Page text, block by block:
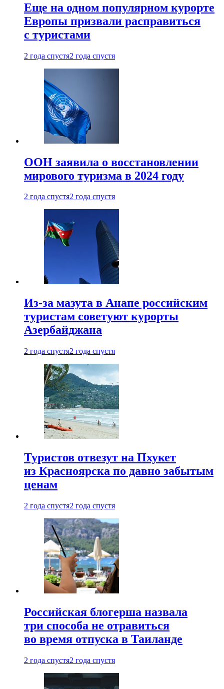
Еще на одном популярном курорте
Европы призвали расправиться
с туристами
2 года спустя2 года спустя
ООН заявила о восстановлении
мирового туризма в 2024 году
2 года спустя2 года спустя
Из-за мазута в Анапе российским
туристам советуют курорты
Азербайджана
2 года спустя2 года спустя
Туристов отвезут на Пхукет
из Красноярска по давно забытым
ценам
2 года спустя2 года спустя
Российская блогерша назвала
три способа не отравиться
во время отпуска в Таиланде
2 года спустя2 года спустя